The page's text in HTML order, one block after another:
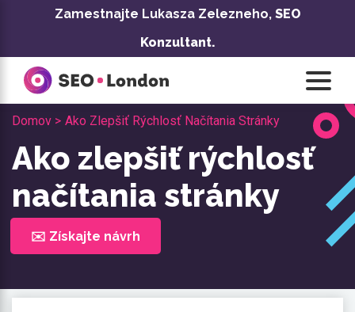
Zamestnajte Lukasza Zelezneho, SEO
Konzultant.
Domov > Ako Zlepšiť Rýchlosť Načítania Stránky
Ako zlepšiť rýchlosť
načítania stránky
✉️ Získajte návrh